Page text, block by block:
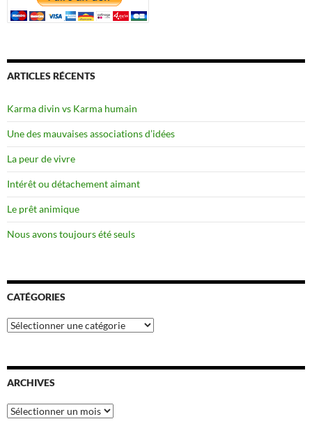
ARTICLES RÉCENTS
Karma divin vs Karma humain
Une des mauvaises associations d’idées
La peur de vivre
Intérêt ou détachement aimant
Le prêt animique
Nous avons toujours été seuls
CATÉGORIES
Catégories
ARCHIVES
Archives